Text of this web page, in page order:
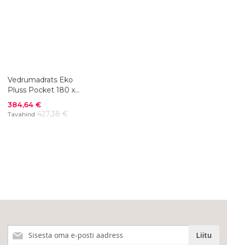
Vedrumadrats Eko
Pluss Pocket 180 x
200 cm
Soodushind
384,64 €
Tavahind 427,38 €
meie
Liitu